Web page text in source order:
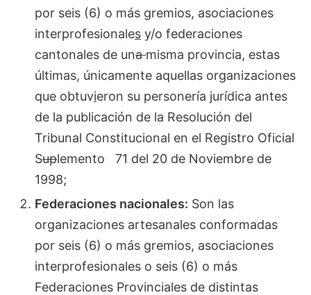
por seis (6) o más gremios, asociaciones
interprofesionales y/o federaciones
cantonales de unamisma provincia, estas
últimas, únicamente aquellas organizaciones
que obtuvieron su personería jurídica antes
de la publicación de la Resolución del
Tribunal Constitucional en el Registro Oficial
Suplemento 71 del 20 de Noviembre de
1998;
Federaciones nacionales: Son las
organizaciones artesanales conformadas
por seis (6) o más gremios, asociaciones
interprofesionales o seis (6) o más
Federaciones Provinciales de distintas